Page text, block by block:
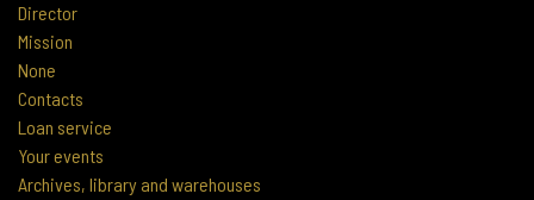
Director
Mission
None
Contacts
Loan service
Your events
Archives, library and warehouses